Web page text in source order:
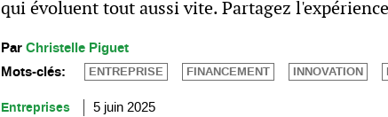
qui évoluent tout aussi vite. Partagez
ParChristelle Piguet
Mots-clés:
ENTREPRISE FINANCEMENT INNOVATION
Entreprises 5 juin 2025